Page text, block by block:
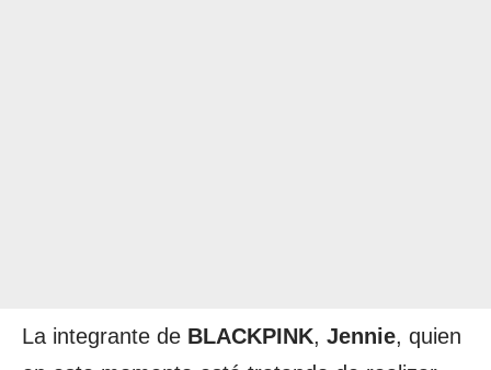
La integrante de BLACKPINK, Jennie, quien